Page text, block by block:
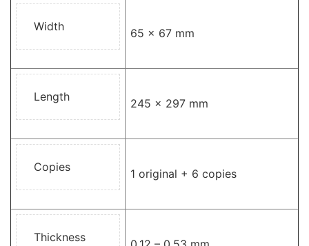
Width 65 x 67 mm
Length 245 x 297 mm
Copies 1 original + 6 copies
Thickness